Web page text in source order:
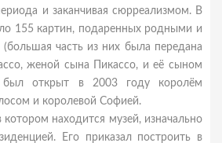
и заканчивая сюрреализмом. В
155 картин, подаренных родными и
часть из них была передана
женой сына Пикассо, и её сыном
был открыт в 2003 году королём
и королевой Софией.
находится музей, изначально
Его приказал построить в